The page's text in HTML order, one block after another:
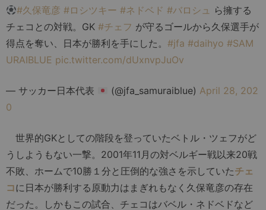
#久保竜彦 #ロシツキー #ネドベド #バロシュ
ら擁する
チェコとの対戦。GK #チェフ が守るゴールから久保選手が
得点を奪い、日本が勝利を手にした。 #jfa #daihyo #SAM
URAIBLUE pic.twitter.com/dUxnvpJuOv
— サッカー日本代表 (@jfa_samuraiblue) April 28, 202
0
世界的GKとしての階段を登っていたベトル・ツェフがど
うしようもない一撃。2001年11月の対ベルギー戦以来20戦
不敗、ホームで10勝１分と圧倒的な強さを示していたチェ
コに日本が勝利する原動力はまぎれもなく久保竜彦の存在
だった。しかもこの試合、チェコはバベル・ネドベドなど